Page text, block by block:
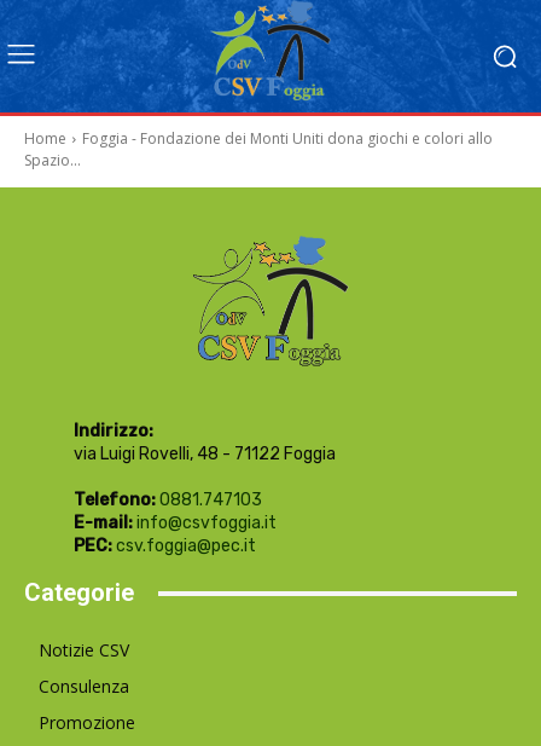
Home
Foggia - Fondazione dei Monti Uniti dona giochi e colori allo
Spazio...
Indirizzo:
via Luigi Rovelli, 48 - 71122 Foggia
Telefono:0881.747103
E-mail:info@csvfoggia.it
PEC:csv.foggia@pec.it
Categorie
Notizie CSV
Consulenza
Promozione